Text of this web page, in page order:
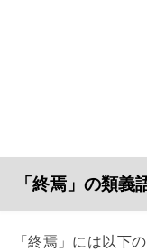
「終焉」の類義
「終焉」には以下